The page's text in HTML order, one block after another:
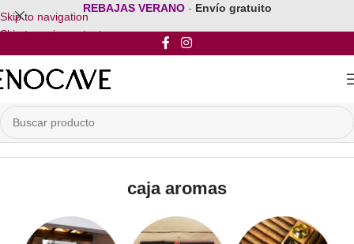
Skip to navigation
Skip to main content
REBAJAS VERANO - Envío gratuito
Inicio/Productos etiquetados “caja aromas”
caja aromas